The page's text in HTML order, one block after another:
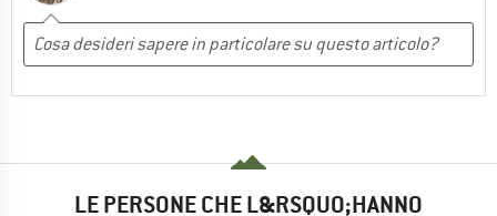
LE PERSONE CHE L&RSQUO;HANNO